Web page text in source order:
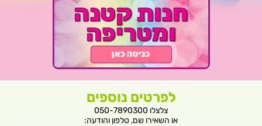
לפרטים נוספים
צלצלו 050-7890300
או השאירו שם, טלפון והודעה: